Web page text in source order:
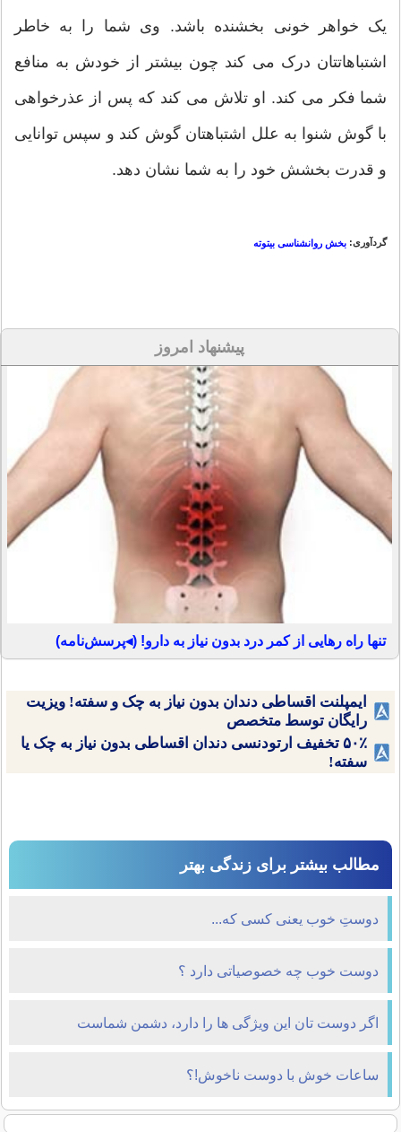
یک خواهر خونی بخشنده باشد. وی شما را به خاطر
اشتباهاتتان درک می کند چون بیشتر از خودش به منافع
شما فکر می کند. او تلاش می کند که پس از عذرخواهی
با گوش شنوا به علل اشتباهتان گوش کند و سپس توانایی
و قدرت بخشش خود را به شما نشان دهد.
گردآوری: بخش روانشناسی بیتوته
پیشنهاد امروز
تنها راه رهایی از کمر درد بدون نیاز به دارو! (◂پرسش‌نامه)
ایمپلنت اقساطی دندان بدون نیاز به چک و سفته! ویزیت
رایگان توسط متخصص
۵۰٪ تخفیف ارتودنسی دندان اقساطی بدون نیاز به چک یا
سفته!
مطالب بیشتر برای زندگی بهتر
دوستِ خوب یعنی کسی که...
دوست خوب چه خصوصیاتی دارد ؟
اگر دوست تان این ویژگی ها را دارد، دشمن شماست
ساعات خوش با دوست ناخوش!؟